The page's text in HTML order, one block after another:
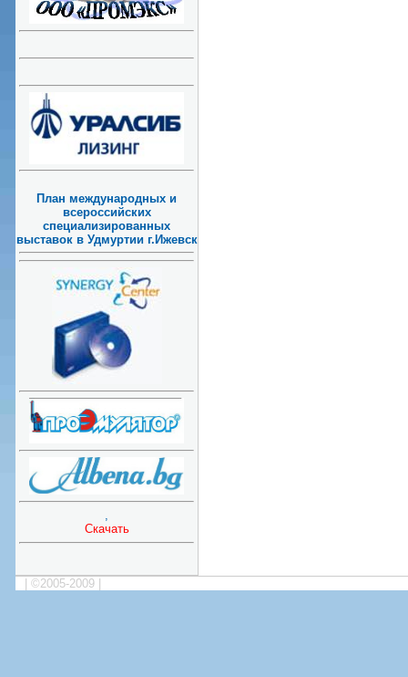
План международных и
всероссийских
специализированных
выставок в Удмуртии г.Ижевск
,
Скачать
| ©2005-2009 |